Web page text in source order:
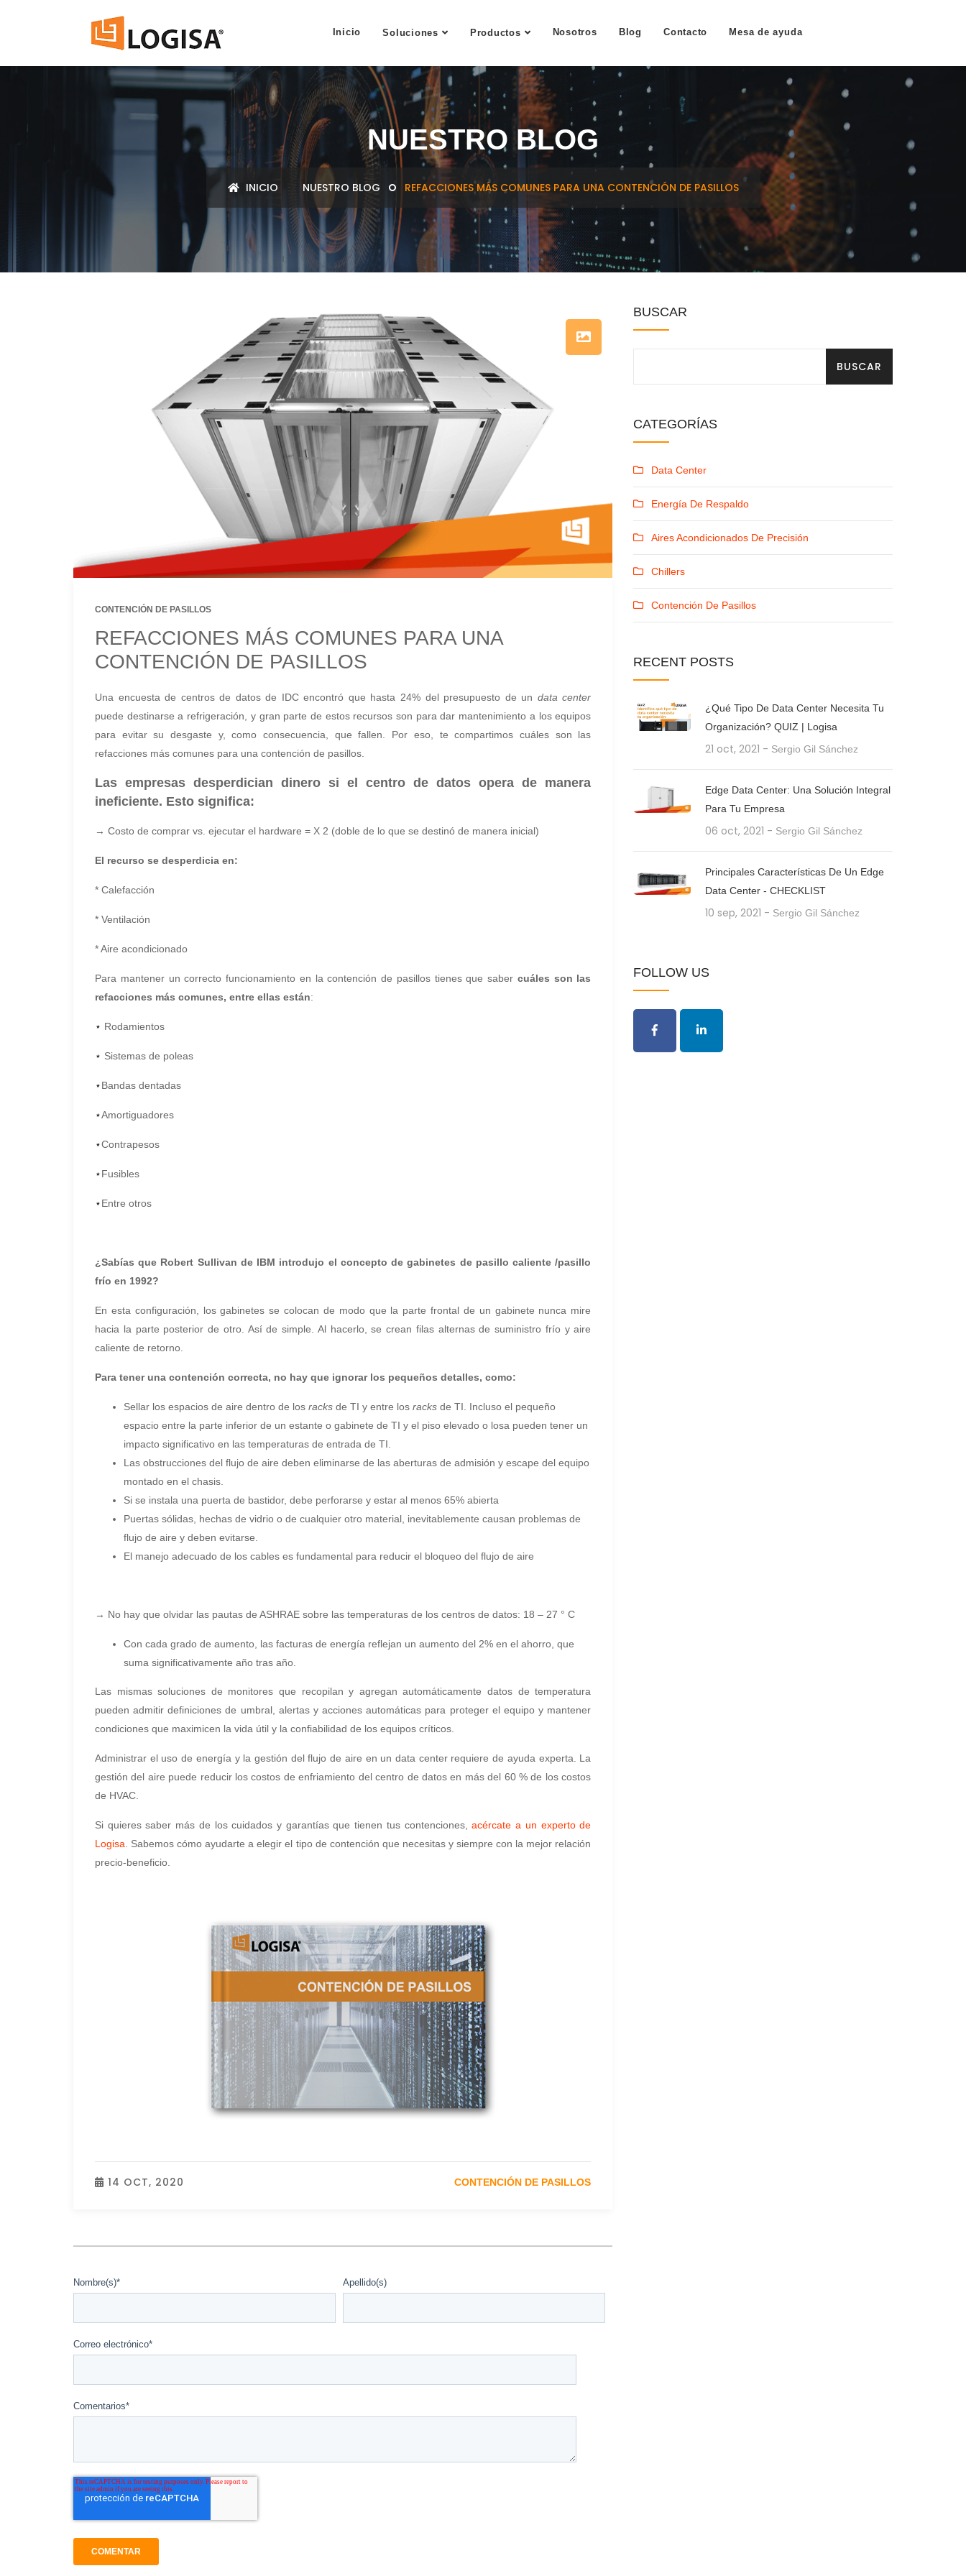
Inicio Soluciones Productos Nosotros Blog Contacto Mesa de ayuda
NUESTRO BLOG
INICIO NUESTRO BLOG REFACCIONES MÁS COMUNES PARA UNA CONTENCIÓN DE PASILLOS
CONTENCIÓN DE PASILLOS
REFACCIONES MÁS COMUNES PARA UNA
CONTENCIÓN DE PASILLOS
Una encuesta de centros de datos de IDC encontró que hasta 24% del presupuesto de un data center
puede destinarse a refrigeración, y gran parte de estos recursos son para dar mantenimiento a los equipos
para evitar su desgaste y, como consecuencia, que fallen. Por eso, te compartimos cuáles son las
refacciones más comunes para una contención de pasillos.
Las empresas desperdician dinero si el centro de datos opera de manera
ineficiente. Esto significa:
→ Costo de comprar vs. ejecutar el hardware = X 2 (doble de lo que se destinó de manera inicial)
El recurso se desperdicia en:
* Calefacción
* Ventilación
* Aire acondicionado
Para mantener un correcto funcionamiento en la contención de pasillos tienes que saber cuáles son las
refacciones más comunes, entre ellas están:
⋆ Rodamientos
⋆ Sistemas de poleas
⋆Bandas dentadas
⋆Amortiguadores
⋆Contrapesos
⋆Fusibles
⋆Entre otros
¿Sabías que Robert Sullivan de IBM introdujo el concepto de gabinetes de pasillo caliente /pasillo
frío en 1992?
En esta configuración, los gabinetes se colocan de modo que la parte frontal de un gabinete nunca mire
hacia la parte posterior de otro. Así de simple. Al hacerlo, se crean filas alternas de suministro frío y aire
caliente de retorno.
Para tener una contención correcta, no hay que ignorar los pequeños detalles, como:
Sellar los espacios de aire dentro de los racks de TI y entre los racks de TI. Incluso el pequeño
espacio entre la parte inferior de un estante o gabinete de TI y el piso elevado o losa pueden tener un
impacto significativo en las temperaturas de entrada de TI.
Las obstrucciones del flujo de aire deben eliminarse de las aberturas de admisión y escape del equipo
montado en el chasis.
Si se instala una puerta de bastidor, debe perforarse y estar al menos 65% abierta
Puertas sólidas, hechas de vidrio o de cualquier otro material, inevitablemente causan problemas de
flujo de aire y deben evitarse.
El manejo adecuado de los cables es fundamental para reducir el bloqueo del flujo de aire
→ No hay que olvidar las pautas de ASHRAE sobre las temperaturas de los centros de datos: 18 – 27 ° C
Con cada grado de aumento, las facturas de energía reflejan un aumento del 2% en el ahorro, que
suma significativamente año tras año.
Las mismas soluciones de monitores que recopilan y agregan automáticamente datos de temperatura
pueden admitir definiciones de umbral, alertas y acciones automáticas para proteger el equipo y mantener
condiciones que maximicen la vida útil y la confiabilidad de los equipos críticos.
Administrar el uso de energía y la gestión del flujo de aire en un data center requiere de ayuda experta. La
gestión del aire puede reducir los costos de enfriamiento del centro de datos en más del 60 % de los costos
de HVAC.
Si quieres saber más de los cuidados y garantías que tienen tus contenciones,acércate a un experto de
Logisa . Sabemos cómo ayudarte a elegir el tipo de contención que necesitas y siempre con la mejor relación
precio-beneficio.
14 OCT, 2020 CONTENCIÓN DE PASILLOS
Nombre(s)* Apellido(s)
Correo electrónico*
Comentarios*
BUSCAR
BUSCAR
CATEGORÍAS
Data Center
Energía De Respaldo
Aires Acondicionados De Precisión
Chillers
Contención De Pasillos
RECENT POSTS
¿Qué Tipo De Data Center Necesita Tu
Organización? QUIZ | Logisa
21 oct, 2021 - Sergio Gil Sánchez
Edge Data Center: Una Solución Integral
Para Tu Empresa
06 oct, 2021 - Sergio Gil Sánchez
Principales Características De Un Edge
Data Center - CHECKLIST
10 sep, 2021 - Sergio Gil Sánchez
FOLLOW US